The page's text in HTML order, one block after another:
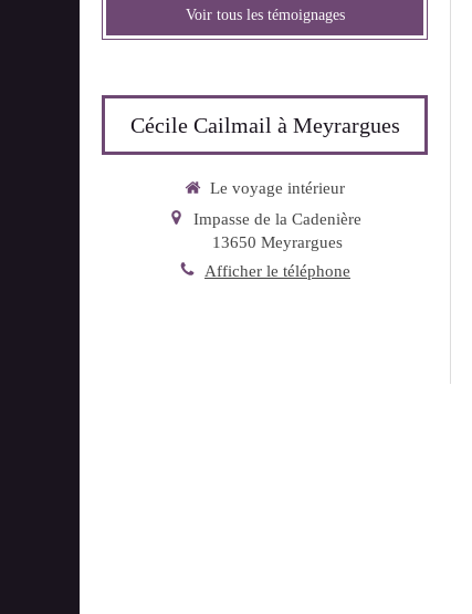
Voir tous les témoignages
Cécile Cailmail à Meyrargues
Le voyage intérieur
Impasse de la Cadenière
13650 Meyrargues
Afficher le téléphone